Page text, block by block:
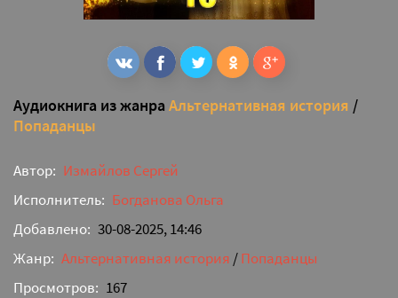
Аудиокнига из жанра Альтернативная история /
Попаданцы
Автор: Измайлов Сергей
Исполнитель: Богданова Ольга
Добавлено: 30-08-2025, 14:46
Жанр: Альтернативная история /Попаданцы
Просмотров: 167